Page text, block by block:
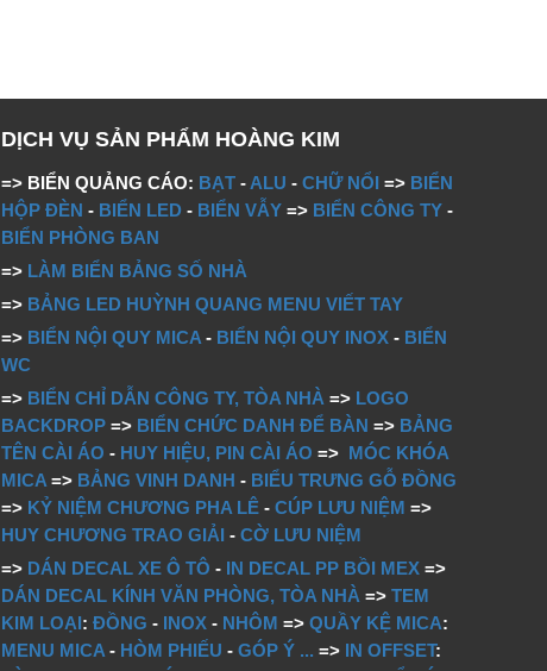
DỊCH VỤ SẢN PHẨM HOÀNG KIM
=> BIỂN QUẢNG CÁO: BẠT - ALU -CHỮ NỔI => BIỂN
HỘP ĐÈN - BIỂN LED - BIỂN VẪY => BIỂN CÔNG TY -
BIỂN PHÒNG BAN
=> LÀM BIỂN BẢNG SỐ NHÀ
=> BẢNG LED HUỲNH QUANG MENU VIẾT TAY
=> BIỂN NỘI QUY MICA - BIỂN NỘI QUY INOX - BIỂN
WC
=> BIỂN CHỈ DẪN CÔNG TY, TÒA NHÀ => LOGO
BACKDROP => BIỂN CHỨC DANH ĐỂ BÀN => BẢNG
TÊN CÀI ÁO - HUY HIỆU, PIN CÀI ÁO => MÓC KHÓA
MICA => BẢNG VINH DANH - BIỂU TRƯNG GỖ ĐỒNG
=> KỶ NIỆM CHƯƠNG PHA LÊ -CÚP LƯU NIỆM =>
HUY CHƯƠNG TRAO GIẢI -CỜ LƯU NIỆM
=> DÁN DECAL XE Ô TÔ - IN DECAL PP BỒI MEX =>
DÁN DECAL KÍNH VĂN PHÒNG, TÒA NHÀ =>TEM
KIM LOẠI:ĐỒNG - INOX - NHÔM =>QUẦY KỆ MICA:
MENU MICA - HÒM PHIẾU -GÓP Ý ... => IN OFFSET: